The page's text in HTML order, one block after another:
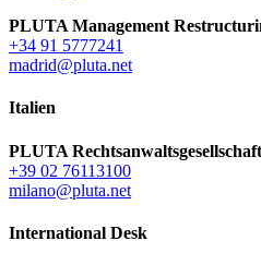
PLUTA Management
+34 91 5777241
madrid@pluta.net
Italien
PLUTA
+39 02 76113100
milano@pluta.net
International Desk